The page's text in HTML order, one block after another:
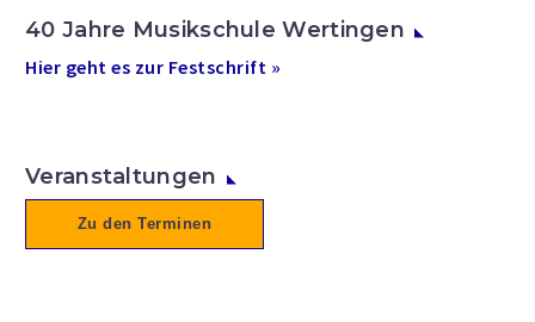
40 Jahre Musikschule Wertingen
Hier geht es zur Festschrift »
Veranstaltungen
Zu den Terminen